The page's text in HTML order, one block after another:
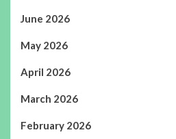
June 2026
May 2026
April 2026
March 2026
February 2026